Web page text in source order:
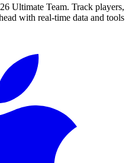
26 Ultimate Team. Track players,
with real-time data and tools.